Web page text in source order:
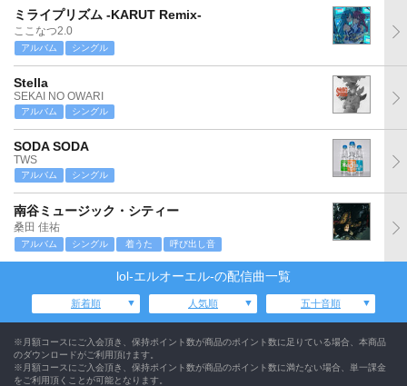
ミライプリズム -KARUT Remix-
ここなつ2.0
アルバム シングル
Stella
SEKAI NO OWARI
アルバム シングル
SODA SODA
TWS
アルバム シングル
南谷ミュージック・シティー
桑田 佳祐
アルバム シングル 着うた 呼び出し音
lol-エルオーエル-の配信曲一覧
新着順 人気順 五十音順
※月額コースにご入会頂き、保持ポイント数が商品のポイント数に足りている場合、本商品
のダウンロードがご利用頂けます。
※月額コースにご入会頂き、保持ポイント数が商品のポイント数に満たない場合、単一課金
をご利用頂くことが可能となります。